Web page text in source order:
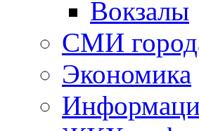
Вокзалы
СМИ
Экономика